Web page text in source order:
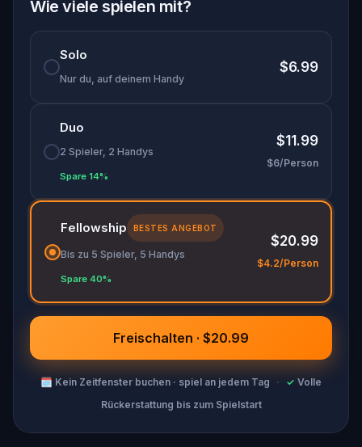
Wie viele spielen mit?
Solo
Nur du, auf deinem Handy
$6.99
Duo
2 Spieler, 2 Handys
Spare 14%
$11.99
$6/Person
Fellowship BESTES ANGEBOT
Bis zu 5 Spieler, 5 Handys
Spare 40%
$20.99
$4.2/Person
Freischalten · $20.99
🗓 Kein Zeitfenster buchen · spiel an jedem Tag · ✓ Volle
Rückerstattung bis zum Spielstart